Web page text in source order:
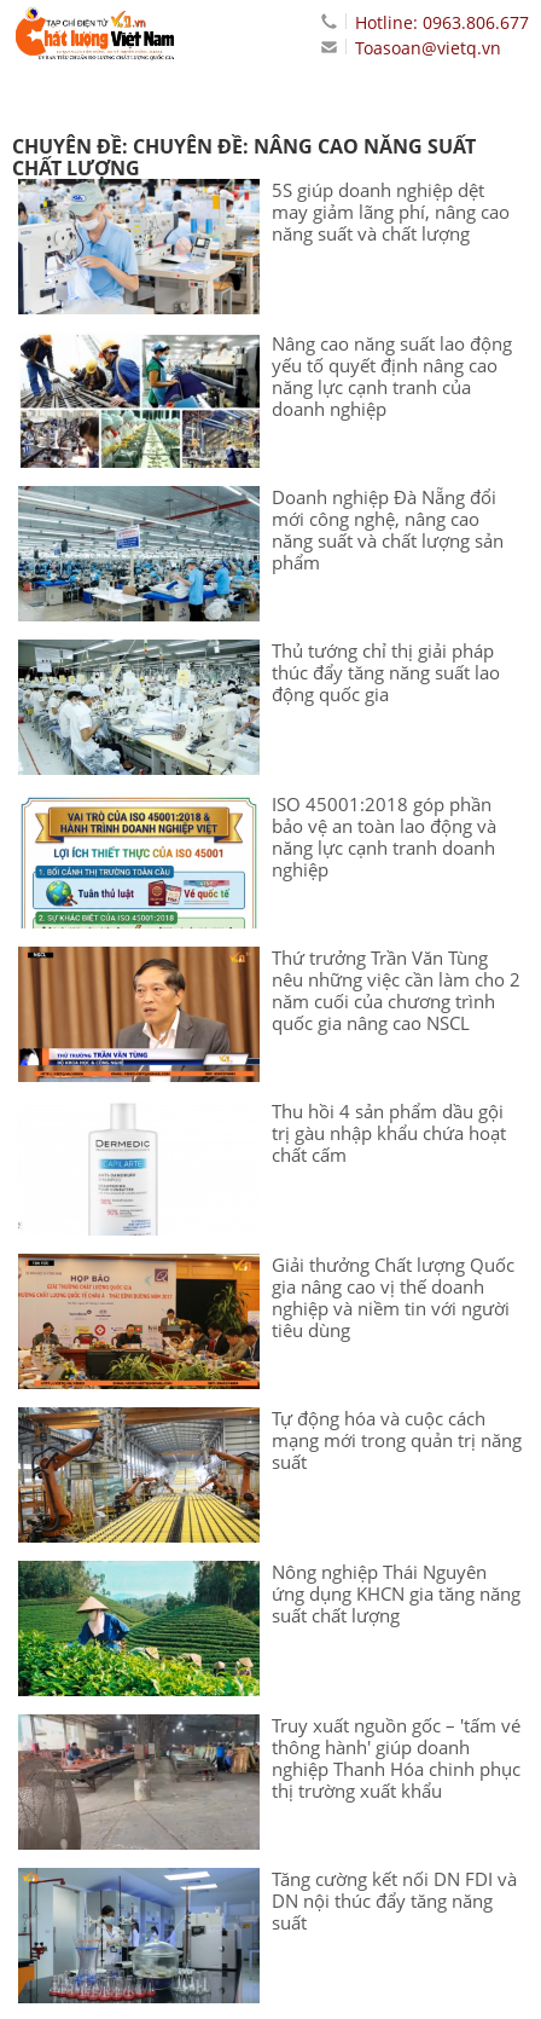
Hotline: 0963.806.677
Toasoan@vietq.vn
CHUYÊN ĐỀ: CHUYÊN ĐỀ: NÂNG CAO NĂNG SUẤT
CHẤT LƯỢNG
5S giúp doanh nghiệp dệt
may giảm lãng phí, nâng cao
năng suất và chất lượng
Nâng cao năng suất lao động
yếu tố quyết định nâng cao
năng lực cạnh tranh của
doanh nghiệp
Doanh nghiệp Đà Nẵng đổi
mới công nghệ, nâng cao
năng suất và chất lượng sản
phẩm
Thủ tướng chỉ thị giải pháp
thúc đẩy tăng năng suất lao
động quốc gia
ISO 45001:2018 góp phần
bảo vệ an toàn lao động và
năng lực cạnh tranh doanh
nghiệp
Thứ trưởng Trần Văn Tùng
nêu những việc cần làm cho 2
năm cuối của chương trình
quốc gia nâng cao NSCL
Thu hồi 4 sản phẩm dầu gội
trị gàu nhập khẩu chứa hoạt
chất cấm
Giải thưởng Chất lượng Quốc
gia nâng cao vị thế doanh
nghiệp và niềm tin với người
tiêu dùng
Tự động hóa và cuộc cách
mạng mới trong quản trị năng
suất
Nông nghiệp Thái Nguyên
ứng dụng KHCN gia tăng năng
suất chất lượng
Truy xuất nguồn gốc – 'tấm vé
thông hành' giúp doanh
nghiệp Thanh Hóa chinh phục
thị trường xuất khẩu
Tăng cường kết nối DN FDI và
DN nội thúc đẩy tăng năng
suất